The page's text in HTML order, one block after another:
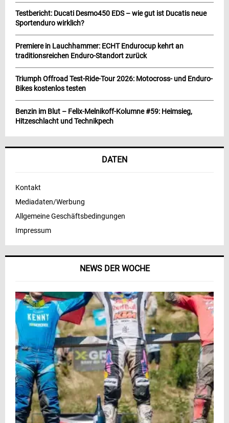
NEWS DER WOCHE
Testbericht: Ducati Desmo450 EDS – wie gut ist Ducatis neue
Sportenduro wirklich?
Premiere in Lauchhammer: ECHT Endurocup kehrt an
traditionsreichen Enduro-Standort zurück
Triumph Offroad Test-Ride-Tour 2026: Motocross- und Enduro-
Bikes kostenlos testen
Benzin im Blut – Felix-Melnikoff-Kolumne #59: Heimsieg,
Hitzeschlacht und Technikpech
DATEN
Kontakt
Mediadaten/Werbung
Allgemeine Geschäftsbedingungen
Impressum